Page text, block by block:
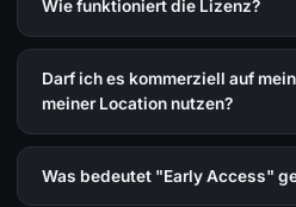
Wie funktioniert die Lizenz?
Darf ich es kommerziell auf
meiner Location nutzen?
Was bedeutet "Early Access"